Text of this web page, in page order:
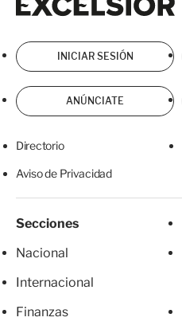
INICIAR SESIÓN
ANÚNCIATE
Directorio
Aviso de Privacidad
Secciones
Nacional
Internacional
Finanzas